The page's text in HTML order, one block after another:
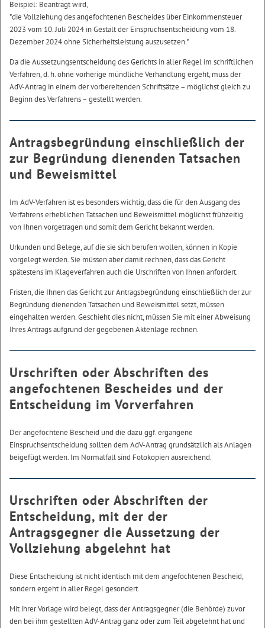
Beispiel: Beantragt wird,
"die Vollziehung des angefochtenen Bescheides über Einkommensteuer
2023 vom 10. Juli 2024 in Gestalt der Einspruchsentscheidung vom 18.
Dezember 2024 ohne Sicherheitsleistung auszusetzen."
Da die Aussetzungsentscheidung des Gerichts in aller Regel im schriftlichen
Verfahren, d. h. ohne vorherige mündliche Verhandlung ergeht, muss der
AdV-Antrag in einem der vorbereitenden Schriftsätze – möglichst gleich zu
Beginn des Verfahrens – gestellt werden.
Antragsbegründung einschließlich der
zur Begründung dienenden Tatsachen
und Beweismittel
Im AdV-Verfahren ist es besonders wichtig, dass die für den Ausgang des
Verfahrens erheblichen Tatsachen und Beweismittel möglichst frühzeitig
von Ihnen vorgetragen und somit dem Gericht bekannt werden.
Urkunden und Belege, auf die sie sich berufen wollen, können in Kopie
vorgelegt werden. Sie müssen aber damit rechnen, dass das Gericht
spätestens im Klageverfahren auch die Urschriften von Ihnen anfordert.
Fristen, die Ihnen das Gericht zur Antragsbegründung einschließlich der zur
Begründung dienenden Tatsachen und Beweismittel setzt, müssen
eingehalten werden. Geschieht dies nicht, müssen Sie mit einer Abweisung
Ihres Antrags aufgrund der gegebenen Aktenlage rechnen.
Urschriften oder Abschriften des
angefochtenen Bescheides und der
Entscheidung im Vorverfahren
Der angefochtene Bescheid und die dazu ggf. ergangene
Einspruchsentscheidung sollten dem AdV-Antrag grundsätzlich als Anlagen
beigefügt werden. Im Normalfall sind Fotokopien ausreichend.
Urschriften oder Abschriften der
Entscheidung, mit der der
Antragsgegner die Aussetzung der
Vollziehung abgelehnt hat
Diese Entscheidung ist nicht identisch mit dem angefochtenen Bescheid,
sondern ergeht in aller Regel gesondert.
Mit ihrer Vorlage wird belegt, dass der Antragsgegner (die Behörde) zuvor
den bei ihm gestellten AdV-Antrag ganz oder zum Teil abgelehnt hat und